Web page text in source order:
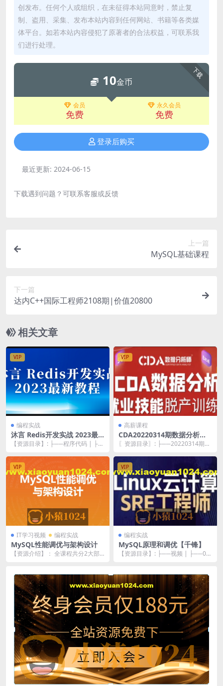
创发布。任何个人或组织，在未征得本站同意时，禁止复
制、盗用、采集、发布本站内容到任何网站、书籍等各类媒
体平台。如若本站内容侵犯了原著者的合法权益，可联系我
们进行处理。
下载
10金币
会员
免费
永久会员
免费
登录后购买
最近更新: 2024-06-15
下载遇到问题？可联系客服或反馈
上一篇
MySQL基础课程
下一篇
达内C++国际工程师2108期|价值20800
相关文章
VIP
编程实战
沐言 Redis开发实战 2023最
新教程
【资源目录】: ├──程序代码 | ├─
VIP
高薪课程
CDA20220314期数据分析师
脱产就业班
〖资源目录〗: ├──20220314期数
时...
VIP
IT学习视频 编程实战
MySQL性能调优与架构设计
【资源介绍】： 全课程共分2大部
VIP
编程实战
MySQL原理和调优【千锋】
【资源目录】: ├──视频 | ├──00-